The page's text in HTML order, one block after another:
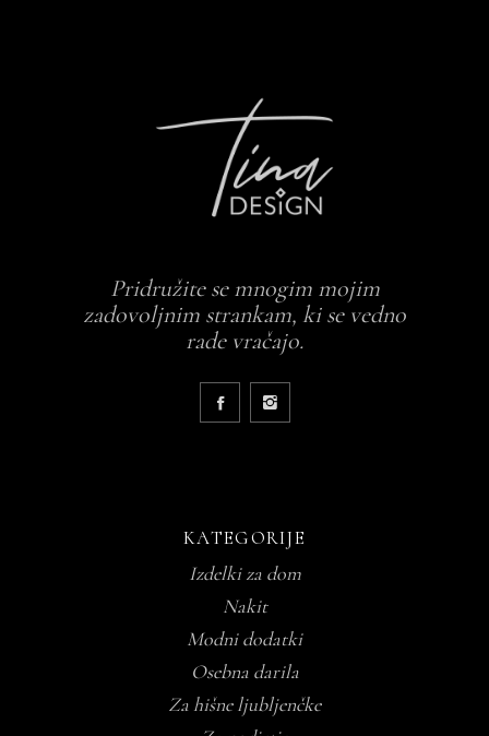
Pridružite se mnogim mojim
zadovoljnim strankam, ki se vedno
rade vračajo.
KATEGORIJE
Izdelki za dom
Nakit
Modni dodatki
Osebna darila
Za hišne ljubljenčke